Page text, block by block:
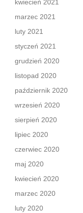
kwiecień 2021
marzec 2021
luty 2021
styczeń 2021
grudzień 2020
listopad 2020
październik 2020
wrzesień 2020
sierpień 2020
lipiec 2020
czerwiec 2020
maj 2020
kwiecień 2020
marzec 2020
luty 2020